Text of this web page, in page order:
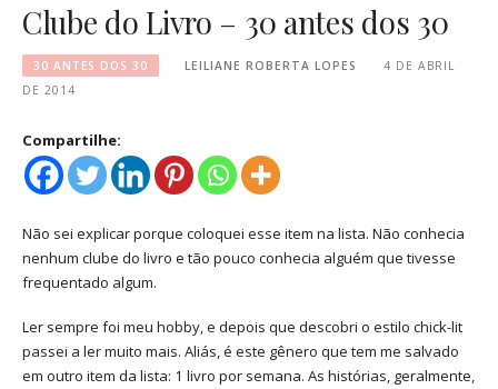
Clube do Livro – 30 antes dos 30
30 ANTES DOS 30 LEILIANE ROBERTA LOPES
4 DE ABRIL
DE 2014
Compartilhe:
Não sei explicar porque coloquei esse item na lista. Não conhecia
nenhum clube do livro e tão pouco conhecia alguém que tivesse
frequentado algum.
Ler sempre foi meu hobby, e depois que descobri o estilo chick-lit
passei a ler muito mais. Aliás, é este gênero que tem me salvado
em outro item da lista: 1 livro por semana. As histórias, geralmente,